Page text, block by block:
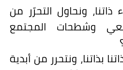
ذاتنا، ونحاول التحرّر من
وشطحات المجتمع
بذاتنا، ونتحرر من أبدية